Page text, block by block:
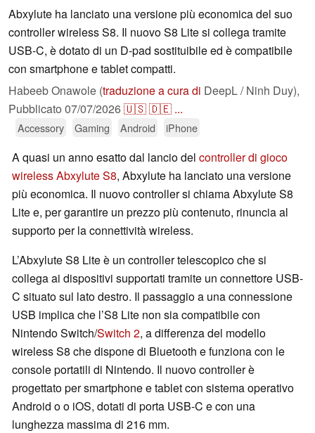
Abxylute ha lanciato una versione più economica del suo
controller wireless S8. Il nuovo S8 Lite si collega tramite
USB-C, è dotato di un D-pad sostituibile ed è compatibile
con smartphone e tablet compatti.
Habeeb Onawole (traduzione a cura di DeepL / Ninh Duy),
Pubblicato 07/07/2026🇺🇸🇩🇪 ...
Accessory Gaming Android iPhone
A quasi un anno esatto dal lancio del controller di gioco
wireless Abxylute S8, Abxylute ha lanciato una versione
più economica. Il nuovo controller si chiama Abxylute S8
Lite e, per garantire un prezzo più contenuto, rinuncia al
supporto per la connettività wireless.
L’Abxylute S8 Lite è un controller telescopico che si
collega ai dispositivi supportati tramite un connettore USB-
C situato sul lato destro. Il passaggio a una connessione
USB implica che l’S8 Lite non sia compatibile con
Nintendo Switch/Switch 2, a differenza del modello
wireless S8 che dispone di Bluetooth e funziona con le
console portatili di Nintendo. Il nuovo controller è
progettato per smartphone e tablet con sistema operativo
Android o o iOS, dotati di porta USB-C e con una
lunghezza massima di 216 mm.